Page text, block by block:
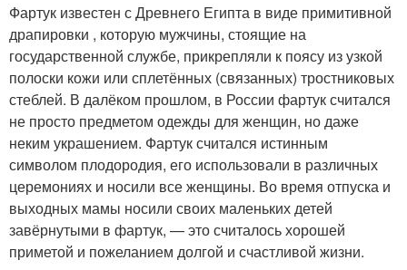
Фартук известен с Древнего Египта в виде примитивной
драпировки , которую мужчины, стоящие на
государственной службе, прикрепляли к поясу из узкой
полоски кожи или сплетённых (связанных) тростниковых
стеблей. В далёком прошлом, в России фартук считался
не просто предметом одежды для женщин, но даже
неким украшением. Фартук считался истинным
символом плодородия, его использовали в различных
церемониях и носили все женщины. Во время отпуска и
выходных мамы носили своих маленьких детей
завёрнутыми в фартук, — это считалось хорошей
приметой и пожеланием долгой и счастливой жизни.